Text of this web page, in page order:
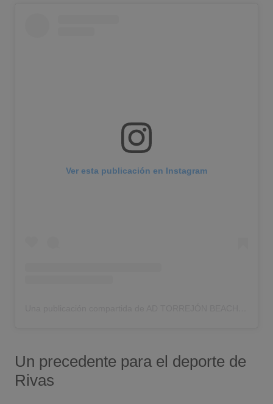
Ver esta publicación en Instagram
Un precedente para el deporte de
Rivas